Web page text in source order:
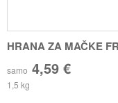
HRANA ZA MAČKE
samo 4,59 €
1,5 kg